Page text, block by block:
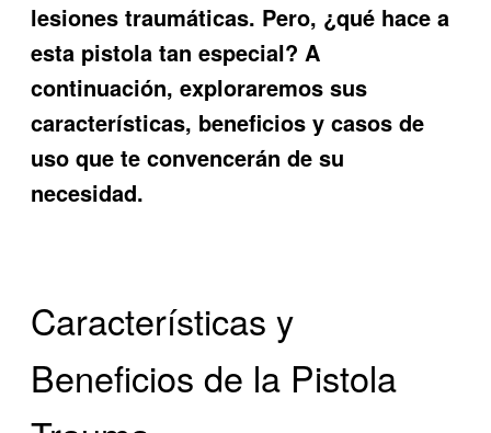
lesiones traumáticas. Pero, ¿qué hace a
esta pistola tan especial? A
continuación, exploraremos sus
características, beneficios y casos de
uso que te convencerán de su
necesidad.
Características y
Beneficios de la Pistola